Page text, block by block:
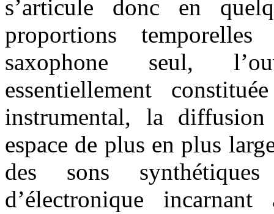
s’articule donc en
proportions
saxophone seul,
essentiellement
instrumental, la
espace de plus en plus
des sons
d’électronique